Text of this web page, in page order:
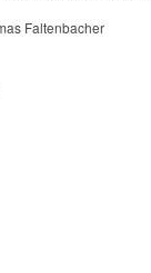
Faltenbacher